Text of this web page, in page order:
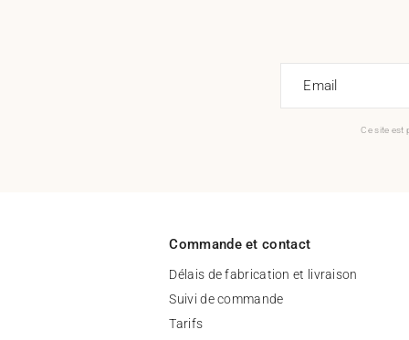
Email
Ce site est
Commande et contact
Délais de fabrication et livraison
Suivi de commande
Tarifs